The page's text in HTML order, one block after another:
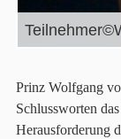
Prinz Wolfgang
Schlussworten
Herausforderung